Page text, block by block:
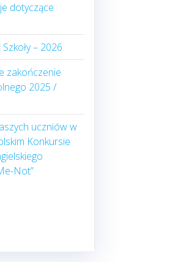
dotyczące
– 2026
zakończenie
2025 /
uczniów w
Konkursie
Not”